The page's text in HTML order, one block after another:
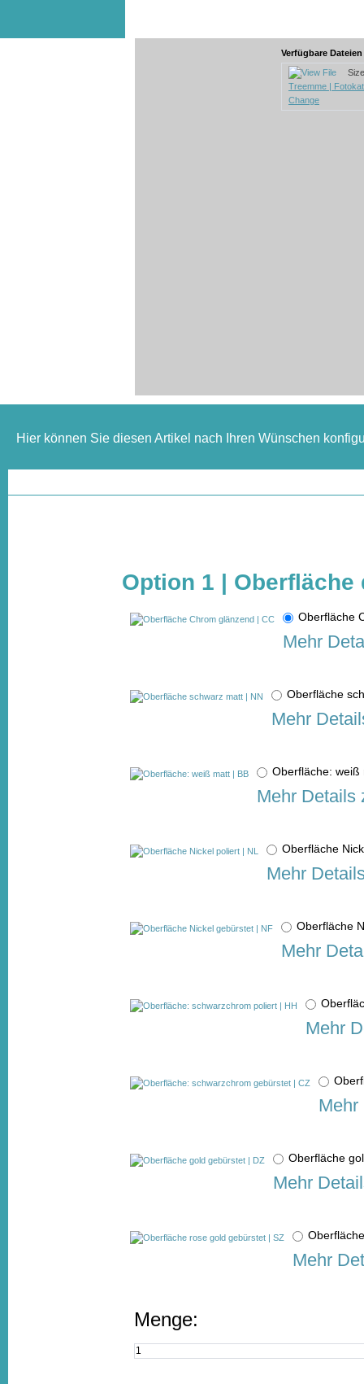
Verfügbare
Treemme |
Change
Hier können Sie diesen Artikel nach Ihren Wünschen
Option 1 |
Oberfläche
Mehr
Oberfläche
Mehr
Oberfläche:
Mehr Details
Oberfläche
Mehr
Oberfläche
Mehr
Mehr
Mehr
Oberfläche
Mehr
Mehr
Menge: